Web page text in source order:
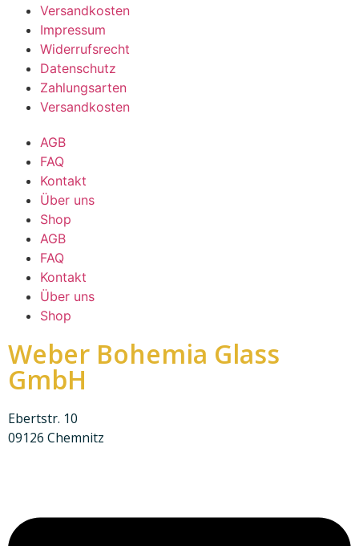
Versandkosten
Impressum
Widerrufsrecht
Datenschutz
Zahlungsarten
Versandkosten
AGB
FAQ
Kontakt
Über uns
Shop
AGB
FAQ
Kontakt
Über uns
Shop
Weber Bohemia Glass
GmbH
Ebertstr. 10
09126 Chemnitz